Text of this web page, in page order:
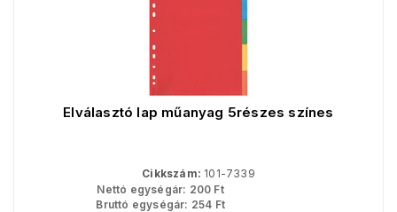
Elválasztó lap műanyag 5részes színes
Cikkszám: 101-7339
Nettó egységár: 200 Ft
Bruttó egységár: 254 Ft